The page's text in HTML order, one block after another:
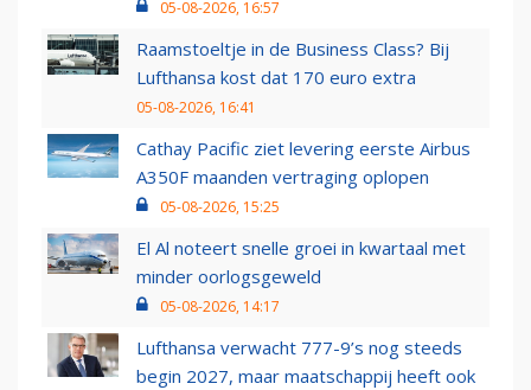
05-08-2026, 16:57
Raamstoeltje in de Business Class? Bij
Lufthansa kost dat 170 euro extra
05-08-2026, 16:41
Cathay Pacific ziet levering eerste Airbus
A350F maanden vertraging oplopen
05-08-2026, 15:25
El Al noteert snelle groei in kwartaal met
minder oorlogsgeweld
05-08-2026, 14:17
Lufthansa verwacht 777-9’s nog steeds
begin 2027, maar maatschappij heeft ook